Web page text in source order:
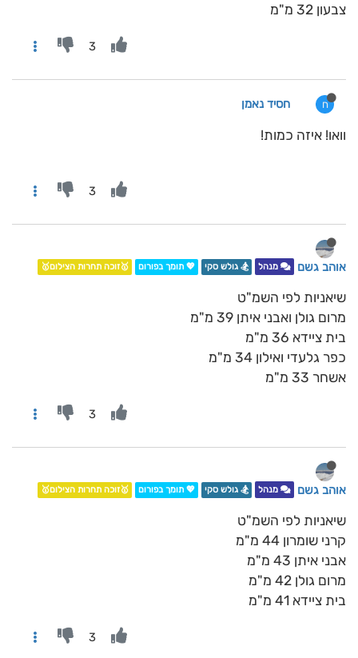
צבעון 32 מ"מ
3
ח חסיד נאמן
וואו! איזה כמות!
3
אוהב גשם מנהל 🏂 גולש סקי 💖 תומך בפורום 🥇זוכה תחרות הצילום🥇
שיאניות לפי השמ"ט
מרום גולן ואבני איתן 39 מ"מ
בית ציידא 36 מ"מ
כפר גלעדי ואילון 34 מ"מ
אשחר 33 מ"מ
3
אוהב גשם מנהל 🏂 גולש סקי 💖 תומך בפורום 🥇זוכה תחרות הצילום🥇
שיאניות לפי השמ"ט
קרני שומרון 44 מ"מ
אבני איתן 43 מ"מ
מרום גולן 42 מ"מ
בית ציידא 41 מ"מ
3